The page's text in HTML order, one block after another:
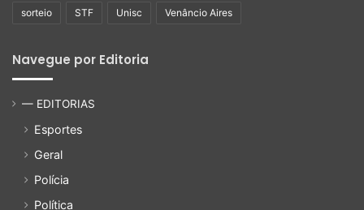
sorteio STF Unisc Venâncio Aires
Navegue por Editoria
— EDITORIAS
Esportes
Geral
Polícia
Política